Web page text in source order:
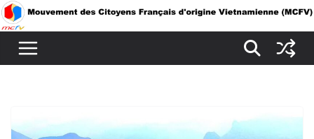
Passer
au
contenu